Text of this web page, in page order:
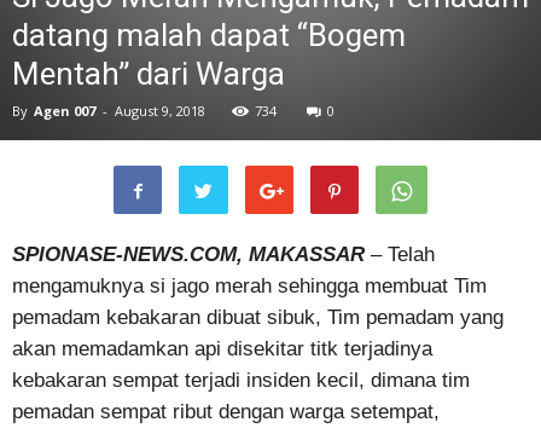
datang malah dapat “Bogem
Mentah” dari Warga
By Agen 007 - August 9, 2018 734 0
SPIONASE-NEWS.COM, MAKASSAR – Telah
mengamuknya si jago merah sehingga membuat Tim
pemadam kebakaran dibuat sibuk, Tim pemadam yang
akan memadamkan api disekitar titk terjadinya
kebakaran sempat terjadi insiden kecil, dimana tim
pemadan sempat ribut dengan warga setempat,